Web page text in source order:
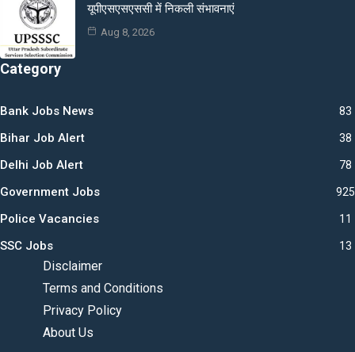
यूपीएसएसएससी में निकली संभावनाएं
Aug 8, 2026
Category
Bank Jobs News 83
Bihar Job Alert 38
Delhi Job Alert 78
Government Jobs 925
Police Vacancies 11
SSC Jobs 13
Disclaimer
Terms and Conditions
Privacy Policy
About Us